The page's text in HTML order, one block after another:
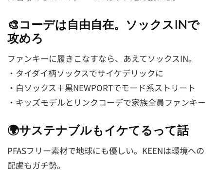
🎨コーデは自由自在。ソックスINで
攻めろ
ファンキーに履きこなすなら、あえてソックスIN。
・タイダイ柄ソックスでサイケデリックに
・白ソックス＋黒NEWPORTでモード系ストリート
・キッズモデルとリンクコーデで家族全員ファンキー
🌍サステナブルもイケてるって話
PFASフリー素材で地球にも優しい。KEENは環境への
配慮もガチ勢。